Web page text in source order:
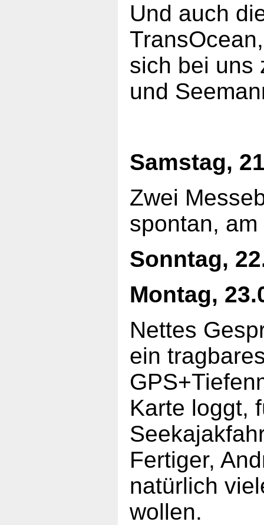
Und auch
sich bei uns
und
Samstag,
Zwei
spontan,
Sonntag,
Montag,
Nettes
ein
Karte loggt,
Fertiger,
natürlich
wollen.